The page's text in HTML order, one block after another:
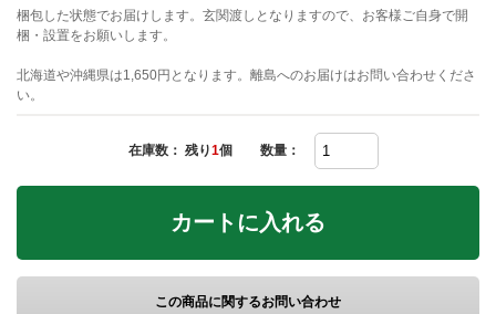
梱包した状態でお届けします。玄関渡しとなりますので、お客様ご自身で開
梱・設置をお願いします。
北海道や沖縄県は1,650円となります。離島へのお届けはお問い合わせくださ
い。
在庫数： 残り1個 数量：
カートに入れる
この商品に関するお問い合わせ